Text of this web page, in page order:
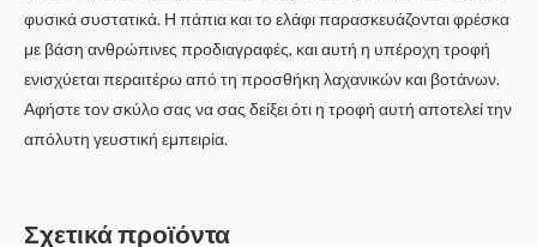
φυσικά συστατικά. Η πάπια και το ελάφι παρασκευάζονται φρέσκα
με βάση ανθρώπινες προδιαγραφές, και αυτή η υπέροχη τροφή
ενισχύεται περαιτέρω από τη προσθήκη λαχανικών και βοτάνων.
Αφήστε τον σκύλο σας να σας δείξει ότι η τροφή αυτή αποτελεί την
απόλυτη γευστική εμπειρία.
Σχετικά προϊόντα